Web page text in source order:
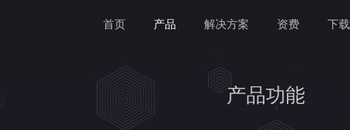
首页 产品 解决方案 资费 下载
产品功能